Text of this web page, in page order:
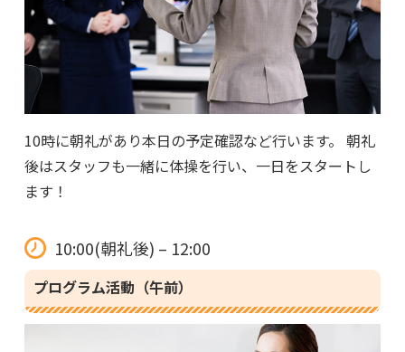
10時に朝礼があり本日の予定確認など行います。 朝礼
後はスタッフも一緒に体操を行い、一日をスタートし
ます！
10:00(朝礼後) – 12:00
プログラム活動（午前）